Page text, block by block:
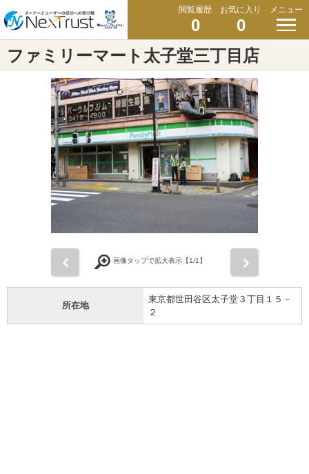
閲覧履歴
0
お気に入り
0
メニュー
ファミリーマート太子堂三丁目店
画像タップで拡大表示【1/1】
所在地
東京都世田谷区太子堂３丁目１５－
２